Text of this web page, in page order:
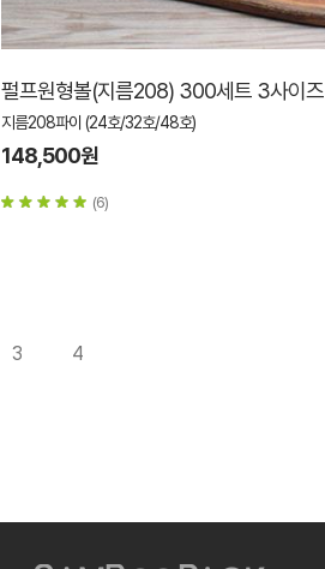
펄프원형볼(지름208) 300세트 3사이즈
지름208파이 (24호/32호/48호)
148,500원
(6)
3 4